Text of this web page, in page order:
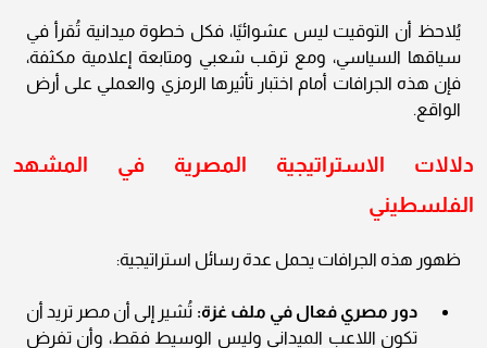
يُلاحظ أن التوقيت ليس عشوائيًا، فكل خطوة ميدانية تُقرأ في
سياقها السياسي، ومع ترقب شعبي ومتابعة إعلامية مكثفة،
فإن هذه الجرافات أمام اختبار تأثيرها الرمزي والعملي على أرض
الواقع.
دلالات الاستراتيجية المصرية في المشهد
الفلسطيني
ظهور هذه الجرافات يحمل عدة رسائل استراتيجية:
دور مصري فعال في ملف غزة: تُشير إلى أن مصر تريد أن
تكون اللاعب الميداني وليس الوسيط فقط، وأن تفرض